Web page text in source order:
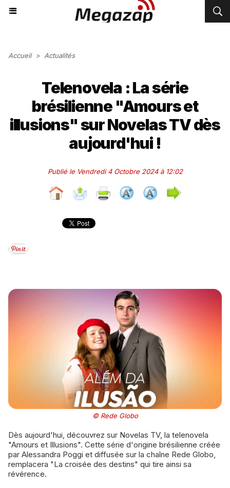
Accueil > Actualités
Telenovela : La série
brésilienne "Amours et
illusions" sur Novelas TV dès
aujourd'hui !
Publié le Vendredi 4 Octobre 2024 à 12:02
© Rede Globo
Dès aujourd'hui, découvrez sur Novelas TV, la telenovela
"Amours et Illusions". Cette série d'origine brésilienne créée
par Alessandra Poggi et diffusée sur la chaîne Rede Globo,
remplacera "La croisée des destins" qui tire ainsi sa
révérence.